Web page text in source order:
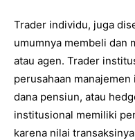
Trader individu, juga
umumnya membeli dan
atau agen. Trader
perusahaan
dana pensiun, atau
institusional memiliki
karena nilai